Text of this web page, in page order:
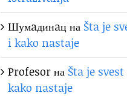
Шумaдинaцна Šta je
i kako nastaje
Profesorна Šta je
kako nastaje